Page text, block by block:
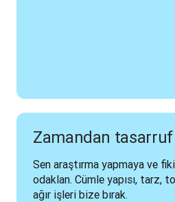
Zamandan
Sen araştırma yapmaya ve
odaklan. Cümle yapısı, tarz,
ağır işleri bize bırak.